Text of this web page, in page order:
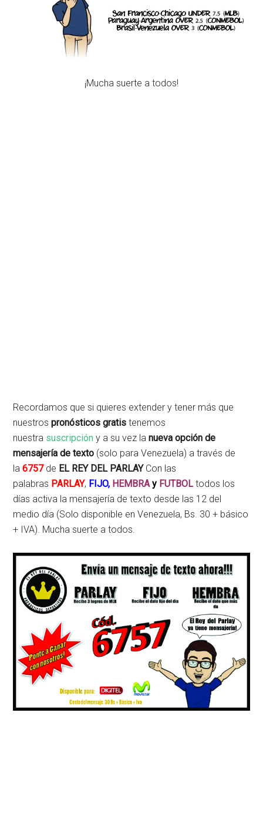
¡Mucha suerte a todos!
Recordamos que si quieres extender y tener más que
nuestrospronósticos gratis tenemos
nuestra suscripción y a su vez lanueva opción de
mensajería de texto (solo para Venezuela) a través de
la6757de EL REY DEL PARLAYCon las
palabras PARLAY, FIJO, HEMBRAy FUTBOLtodos los
días activa la mensajería de texto desde las 12 del
medio día (Solo disponible en Venezuela, Bs. 30 + básico
+ IVA). Mucha suerte a todos.